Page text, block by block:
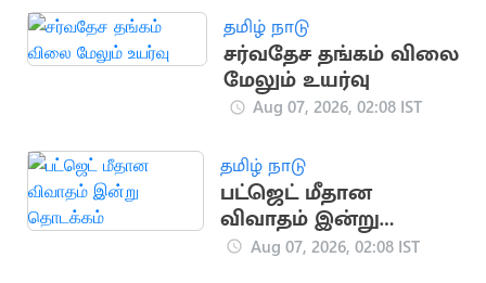
விளக்கம்
தமிழ் நாடு
சர்வதேச தங்கம் விலை
மேலும் உயர்வு
Aug 07, 2026, 02:08 IST
தமிழ் நாடு
பட்ஜெட் மீதான
விவாதம் இன்று
தொடக்கம்
Aug 07, 2026, 02:08 IST